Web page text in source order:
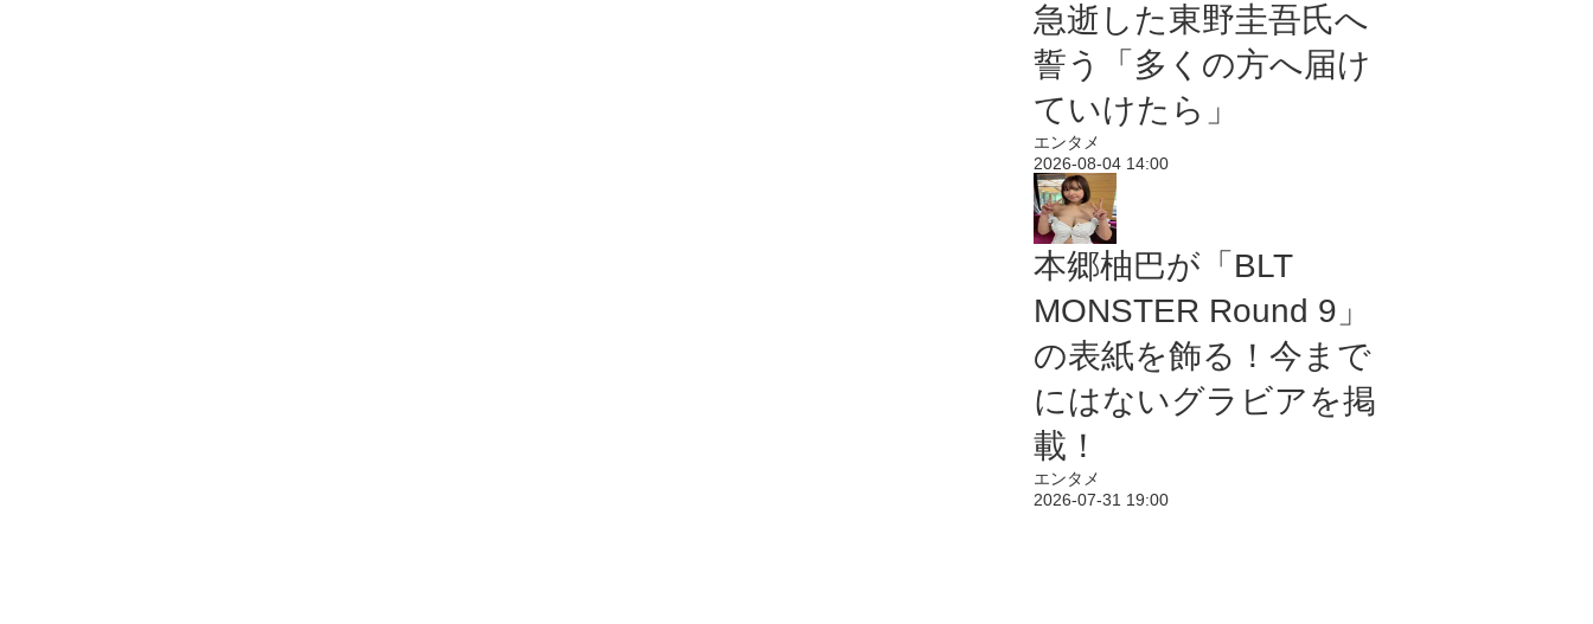
急逝した東野圭吾氏へ
誓う「多くの方へ届け
ていけたら」
エンタメ
2026-08-04 14:00
本郷柚巴が「BLT
MONSTER Round 9」
の表紙を飾る！今まで
にはないグラビアを掲
載！
エンタメ
2026-07-31 19:00